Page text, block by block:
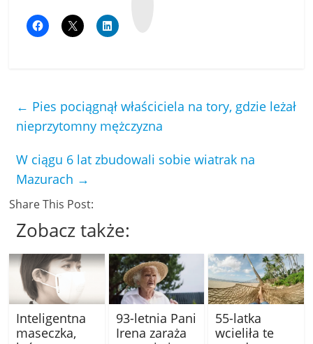
← Pies pociągnął właściciela na tory, gdzie leżał
nieprzytomny mężczyzna
W ciągu 6 lat zbudowali sobie wiatrak na
Mazurach →
Share This Post:
Zobacz także:
Inteligentna
maseczka,
93-letnia Pani
Irena zaraża
55-latka
wcieliła te